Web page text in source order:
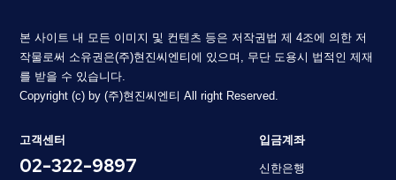
본 사이트 내 모든 이미지 및 컨텐츠 등은 저작권법 제 4조에 의한 저
작물로써 소유권은(주)현진씨엔티에 있으며, 무단 도용시 법적인 제재
를 받을 수 있습니다.
Copyright (c) by (주)현진씨엔티 All right Reserved.
고객센터
02-322-9897
입금계좌
신한은행